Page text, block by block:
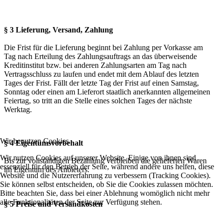
§ 3 Lieferung, Versand, Zahlung
Die Frist für die Lieferung beginnt bei Zahlung per Vorkasse am
Tag nach Erteilung des Zahlungsauftrags an das überweisende
Kreditinstitut bzw. bei anderen Zahlungsarten am Tag nach
Vertragsschluss zu laufen und endet mit dem Ablauf des letzten
Tages der Frist. Fällt der letzte Tag der Frist auf einen Samstag,
Sonntag oder einen am Lieferort staatlich anerkannten allgemeinen
Feiertag, so tritt an die Stelle eines solchen Tages der nächste
Werktag.
§ 4 Eigentumsvorbehalt
Bis zur vollständigen Bezahlung verbleiben die gelieferten Waren
im Eigentum des Anbieters.
§ 5 Preise und Versandkosten
Wir benutzen Cookies
Wir nutzen Cookies auf unserer Website. Einige von ihnen sind
essenziell für den Betrieb der Seite, während andere uns helfen, diese
Website und die Nutzererfahrung zu verbessern (Tracking Cookies).
Sie können selbst entscheiden, ob Sie die Cookies zulassen möchten.
Bitte beachten Sie, dass bei einer Ablehnung womöglich nicht mehr
alle Funktionalitäten der Seite zur Verfügung stehen.